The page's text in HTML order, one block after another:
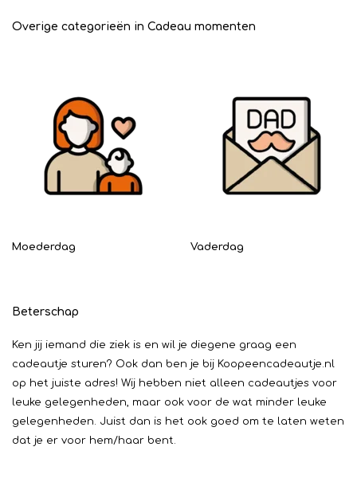
Overige categorieën in Cadeau momenten
Moederdag Vaderdag
Beterschap
Ken jij iemand die ziek is en wil je diegene graag een
cadeautje sturen? Ook dan ben je bij Koopeencadeautje.nl
op het juiste adres! Wij hebben niet alleen cadeautjes voor
leuke gelegenheden, maar ook voor de wat minder leuke
gelegenheden. Juist dan is het ook goed om te laten weten
dat je er voor hem/haar bent.